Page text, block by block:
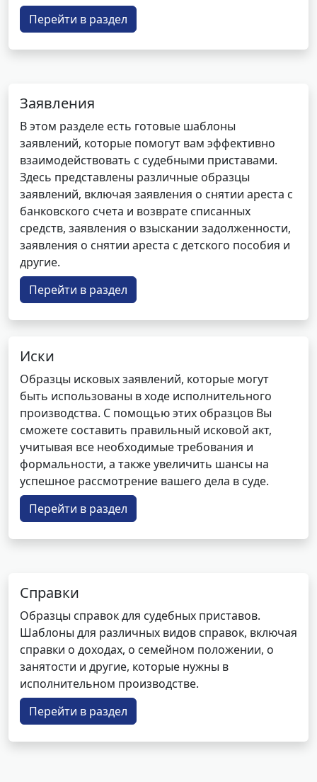
Перейти в раздел
Заявления
В этом разделе есть готовые шаблоны
заявлений, которые помогут вам эффективно
взаимодействовать с судебными приставами.
Здесь представлены различные образцы
заявлений, включая заявления о снятии ареста с
банковского счета и возврате списанных
средств, заявления о взыскании задолженности,
заявления о снятии ареста с детского пособия и
другие.
Перейти в раздел
Иски
Образцы исковых заявлений, которые могут
быть использованы в ходе исполнительного
производства. С помощью этих образцов Вы
сможете составить правильный исковой акт,
учитывая все необходимые требования и
формальности, а также увеличить шансы на
успешное рассмотрение вашего дела в суде.
Перейти в раздел
Справки
Образцы справок для судебных приставов.
Шаблоны для различных видов справок, включая
справки о доходах, о семейном положении, о
занятости и другие, которые нужны в
исполнительном производстве.
Перейти в раздел